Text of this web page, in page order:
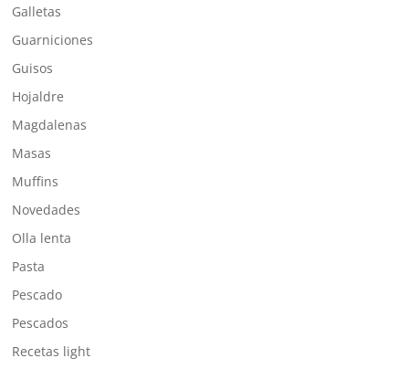
Galletas
Guarniciones
Guisos
Hojaldre
Magdalenas
Masas
Muffins
Novedades
Olla lenta
Pasta
Pescado
Pescados
Recetas light